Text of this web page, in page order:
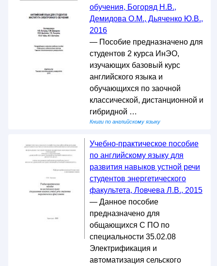
обучения, Богоряд Н.В.,
Демидова О.М., Дьяченко Ю.В.,
2016
— Пособие предназначено для
студентов 2 курса ИнЭО,
изучающих базовый курс
английского языка и
обучающихся по заочной
классической, дистанционной и
гибридной …
Книги по английскому языку
Учебно-практическое пособие
по английскому языку для
развития навыков устной речи
студентов энергетического
факультета, Ловчева Л.В., 2015
— Данное пособие
предназначено для
общающихся С ПО по
специальности 35.02.08
Электрификация и
автоматизация сельского